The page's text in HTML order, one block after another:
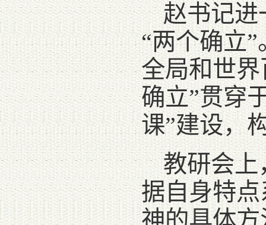
赵书记进
“两个确立
全局和世
确立”贯穿
课”建设，
教研会上
据自身特点